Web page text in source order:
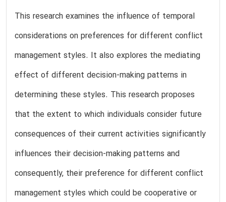
This research examines the influence of temporal
considerations on preferences for different conflict
management styles. It also explores the mediating
effect of different decision-making patterns in
determining these styles. This research proposes
that the extent to which individuals consider future
consequences of their current activities significantly
influences their decision-making patterns and
consequently, their preference for different conflict
management styles which could be cooperative or